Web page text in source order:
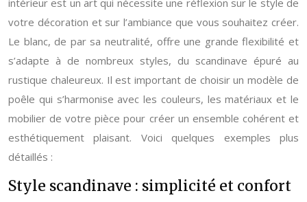
intérieur est un art qui nécessite une réflexion sur le style de
votre décoration et sur l’ambiance que vous souhaitez créer.
Le blanc, de par sa neutralité, offre une grande flexibilité et
s’adapte à de nombreux styles, du scandinave épuré au
rustique chaleureux. Il est important de choisir un modèle de
poêle qui s’harmonise avec les couleurs, les matériaux et le
mobilier de votre pièce pour créer un ensemble cohérent et
esthétiquement plaisant. Voici quelques exemples plus
détaillés :
Style scandinave : simplicité et confort